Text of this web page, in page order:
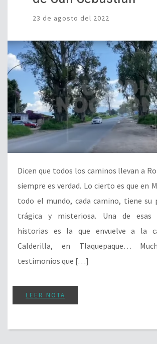
23 de agosto del 2022
Dicen que todos los caminos llevan a
siempre es verdad. Lo cierto es que en
todo el mundo, cada camino, tiene su
trágica y misteriosa. Una de esas
historias es la que envuelve a la
Calderilla, en Tlaquepaque…
testimonios que […]
LEER NOTA